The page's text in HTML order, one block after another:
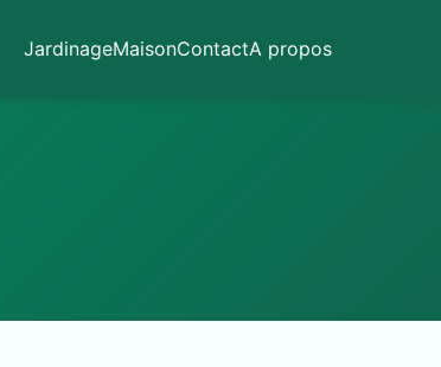
JardinageMaisonContactA propos